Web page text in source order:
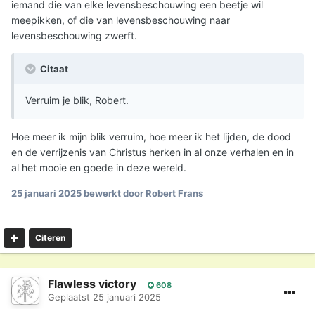
iemand die van elke levensbeschouwing een beetje wil
meepikken, of die van levensbeschouwing naar
levensbeschouwing zwerft.
Citaat
Verruim je blik, Robert.
Hoe meer ik mijn blik verruim, hoe meer ik het lijden, de dood
en de verrijzenis van Christus herken in al onze verhalen en in
al het mooie en goede in deze wereld.
25 januari 2025bewerkt door Robert Frans
Citeren
Flawless victory 608
Geplaatst 25 januari 2025